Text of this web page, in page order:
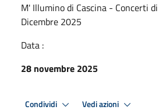
M' Illumino di Cascina - Concerti
Dicembre 2025
Data :
28 novembre 2025
Condividi Vedi azioni